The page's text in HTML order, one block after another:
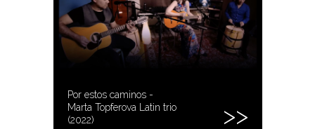
Por estos caminos -
Marta Topferova Latin trio
(2022)